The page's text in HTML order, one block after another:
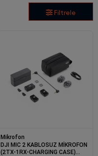
Filtrele
Mikrofon
DJI MIC 2 KABLOSUZ MİKROFON
(2TX-1RX-CHARGING CASE)